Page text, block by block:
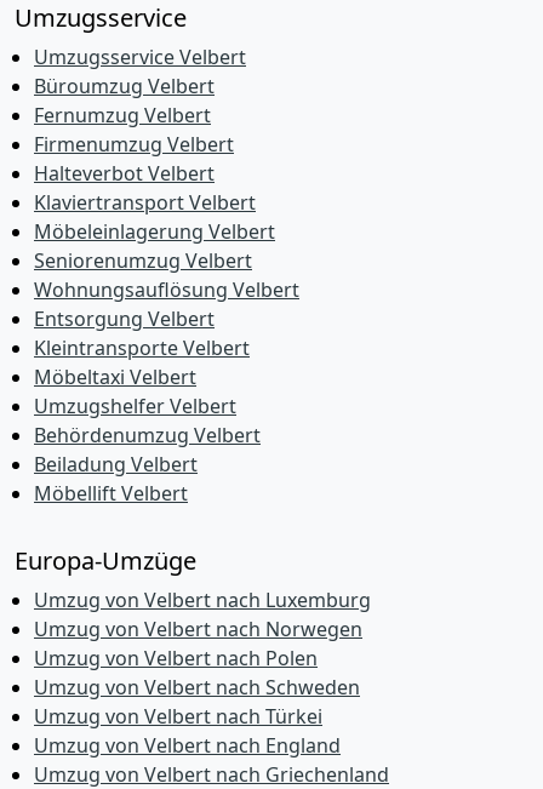
Umzugsservice
Umzugsservice Velbert
Büroumzug Velbert
Fernumzug Velbert
Firmenumzug Velbert
Halteverbot Velbert
Klaviertransport Velbert
Möbeleinlagerung Velbert
Seniorenumzug Velbert
Wohnungsauflösung Velbert
Entsorgung Velbert
Kleintransporte Velbert
Möbeltaxi Velbert
Umzugshelfer Velbert
Behördenumzug Velbert
Beiladung Velbert
Möbellift Velbert
Europa-Umzüge
Umzug von Velbert nach Luxemburg
Umzug von Velbert nach Norwegen
Umzug von Velbert nach Polen
Umzug von Velbert nach Schweden
Umzug von Velbert nach Türkei
Umzug von Velbert nach England
Umzug von Velbert nach Griechenland